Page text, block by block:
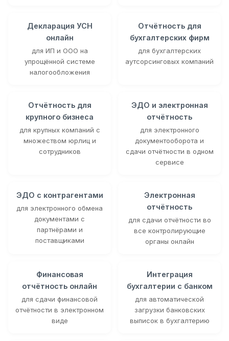
Декларация УСН
онлайн
для ИП и ООО на
упрощённой системе
налогообложения
Отчётность для
бухгалтерских фирм
для бухгалтерских
аутсорсинговых компаний
Отчётность для
крупного бизнеса
для крупных компаний с
множеством юрлиц и
сотрудников
ЭДО и электронная
отчётность
для электронного
документооборота и
сдачи отчётности в одном
сервисе
ЭДО с контрагентами
для электронного обмена
документами с
партнёрами и
поставщиками
Электронная
отчётность
для сдачи отчётности во
все контролирующие
органы онлайн
Финансовая
отчётность онлайн
для сдачи финансовой
отчётности в электронном
виде
Интеграция
бухгалтерии с банком
для автоматической
загрузки банковских
выписок в бухгалтерию